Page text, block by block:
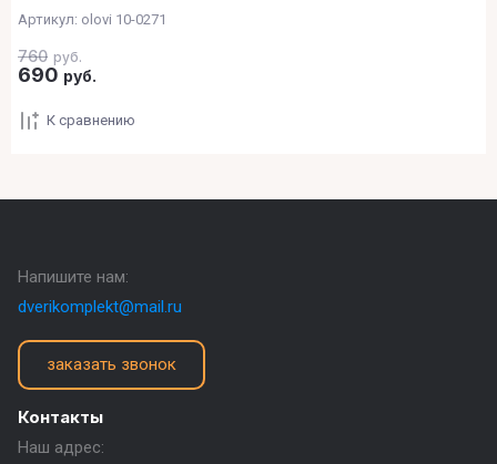
Артикул: olovi 10-0271
760 руб.
690 руб.
К сравнению
Контакты
Наш адрес:
Напишите нам:
dverikomplekt@mail.ru
заказать звонок